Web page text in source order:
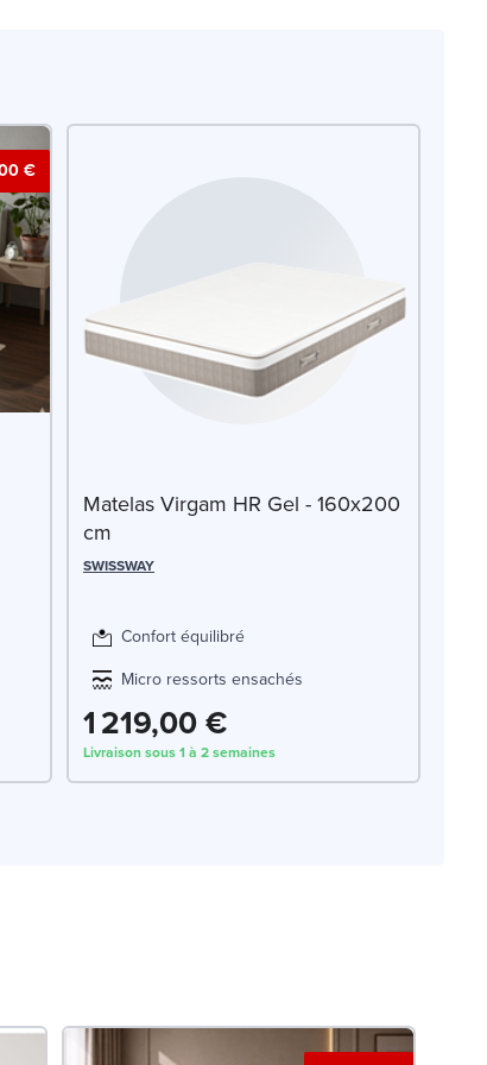
€
Matelas Virgam HR Gel - 160x200
cm
SWISSWAY
Confort équilibré
Micro ressorts ensachés
1 219,00 €
Livraison sous 1 à 2 semaines